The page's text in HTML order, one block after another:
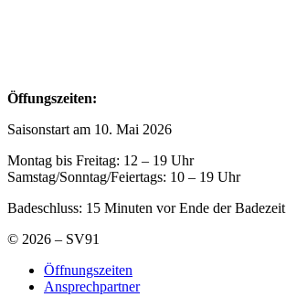
Öffungszeiten:
Saisonstart am 10. Mai 2026
Montag bis Freitag: 12 – 19 Uhr
Samstag/Sonntag/Feiertags: 10 – 19 Uhr
Badeschluss: 15 Minuten vor Ende der Badezeit
© 2026 – SV91
Öffnungszeiten
Ansprechpartner